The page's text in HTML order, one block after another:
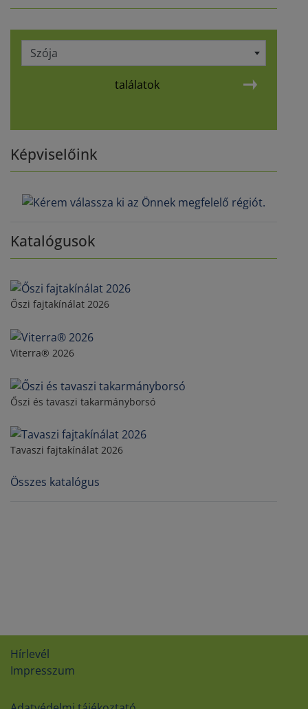
Szója
találatok
Képviselőink
Katalógusok
Őszi fajtakínálat 2026
Viterra® 2026
Őszi és tavaszi takarmányborsó
Tavaszi fajtakínálat 2026
Összes katalógus
Hírlevél
Impresszum